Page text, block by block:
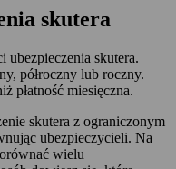
skutera
ubezpieczenia skutera.
półroczny lub roczny.
płatność miesięczna.
skutera z ograniczonym
ubezpieczycieli. Na
wielu